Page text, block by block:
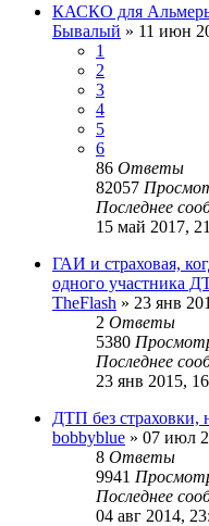
КАСКО для
Бывалый » 11 июн
1
2
3
4
5
6
86 Ответы
82057
Последнее
15 май 2017,
ГАИ и страховая,
одного участника
TheFlash » 23 янв
2 Ответы
5380
Последнее
23 янв 2015,
ДТП без страховки,
bobbyblue » 07 июл
8 Ответы
9941
Последнее
04 авг 2014,